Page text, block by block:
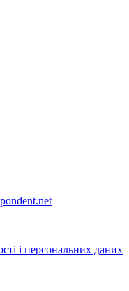
і персональних даних